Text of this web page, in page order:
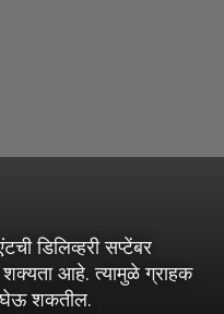
डिलिव्हरी सप्टेंबर
शक्यता आहे. त्यामुळे ग्राहक
घेऊ शकतील.